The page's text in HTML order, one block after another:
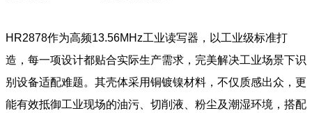
HR2878作为高频13.56MHz工业读写器，以工业级标准打
造，每一项设计都贴合实际生产需求，完美解决工业场景下识
别设备适配难题。其壳体采用铜镀镍材料，不仅质感出众，更
能有效抵御工业现场的油污、切削液、粉尘及潮湿环境，搭配